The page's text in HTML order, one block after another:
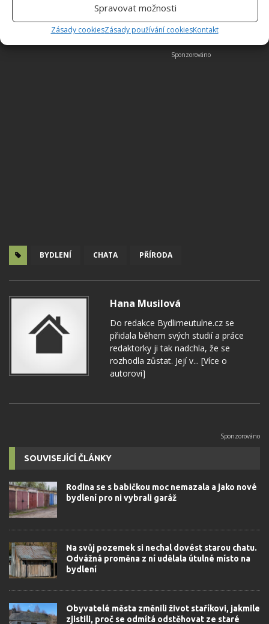
Spravovat možnosti
Zásady cookiesZásady používání cookiesKontakt
BYDLENÍ CHATA PŘÍRODA
Hana Musilová
Do redakce Bydlimeutulne.cz se
přidala během svých studií a práce
redaktorky ji tak nadchla, že se
rozhodla zůstat. Její v... [Více o
autorovi]
SOUVISEJÍCÍ ČLÁNKY
Rodina se s babičkou moc nemazala a jako nové
bydlení pro ni vybrali garáž
Na svůj pozemek si nechal dovést starou chatu.
Odvážná proměna z ní udělala útulné místo na
bydlení
Obyvatelé města změnili život staříkovi, jakmile
zjistili, proč se odmítá odstěhovat ze staré